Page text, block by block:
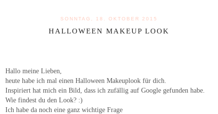
SONNTAG, 18. OKTOBER 2015
HALLOWEEN MAKEUP LOOK
Hallo meine Lieben,
heute habe ich mal einen Halloween Makeuplook für dich.
Inspiriert hat mich ein Bild, dass ich zufällig auf Google gefunden habe.
Wie findest du den Look? :)
Ich habe da noch eine ganz wichtige Frage